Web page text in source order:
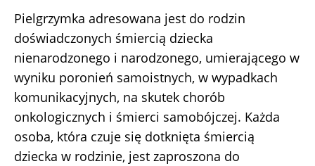
Pielgrzymka adresowana jest do rodzin
doświadczonych śmiercią dziecka
nienarodzonego i narodzonego, umierającego w
wyniku poronień samoistnych, w wypadkach
komunikacyjnych, na skutek chorób
onkologicznych i śmierci samobójczej. Każda
osoba, która czuje się dotknięta śmiercią
dziecka w rodzinie, jest zaproszona do